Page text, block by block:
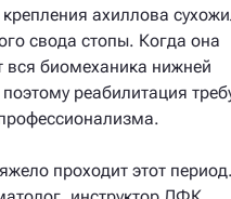
ахиллова
свода стопы. Когда она
биомеханика нижней
реабилитация
проходит этот период.